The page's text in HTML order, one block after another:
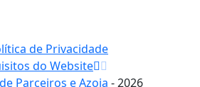
de Privacidade
do Website
Parceiros e Azoia - 2026